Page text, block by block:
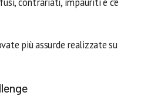
più assurde realizzate su